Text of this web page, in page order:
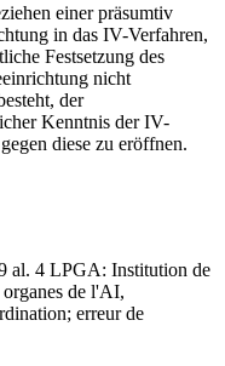
einer präsumtiv
in das IV-Verfahren,
Festsetzung des
nicht
der
Kenntnis der IV-
diese zu eröffnen.
al. 4 LPGA: Institution de
de l'AI,
erreur de